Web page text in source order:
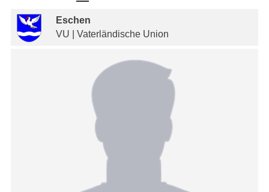
Eschen
VU | Vaterländische Union